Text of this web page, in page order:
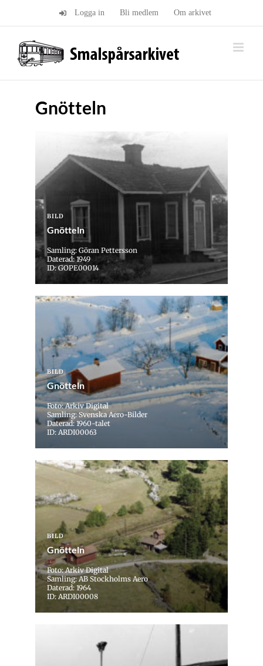
Logga in Bli medlem Om arkivet
Gnötteln
BILD
Gnötteln
Samling: Göran Pettersson
Daterad: 1949
ID: GOPE00014
BILD
Gnötteln
Foto: Arkiv Digital
Samling: Svenska Aero-Bilder
Daterad: 1960-talet
ID: ARDI00063
BILD
Gnötteln
Foto: Arkiv Digital
Samling: AB Stockholms Aero
Daterad: 1964
ID: ARDI00008